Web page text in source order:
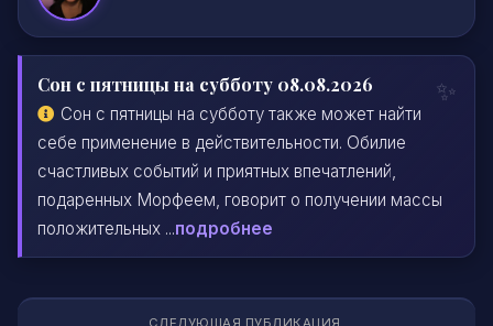
Сон с пятницы на субботу 08.08.2026
Сон с пятницы на субботу также может найти
себе применение в действительности. Обилие
счастливых событий и приятных впечатлений,
подаренных Морфеем, говорит о получении массы
положительных ...подробнее
СЛЕДУЮЩАЯ ПУБЛИКАЦИЯ